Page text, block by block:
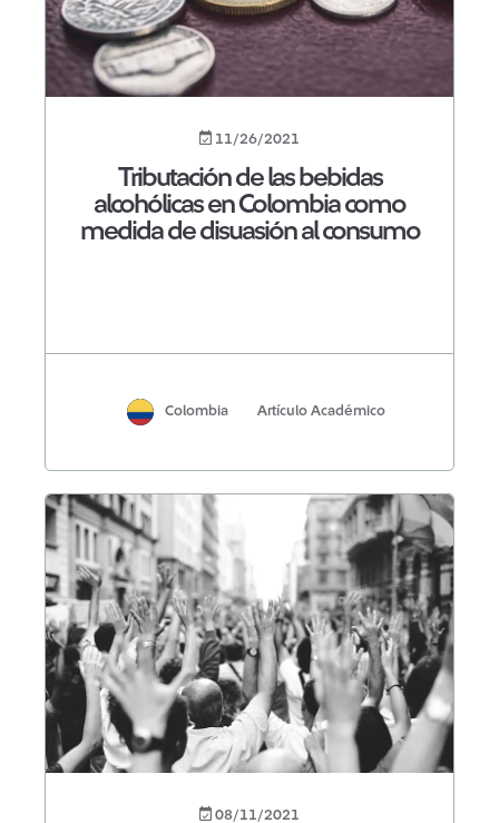
11/26/2021
Tributación de las bebidas
alcohólicas en Colombia como
medida de disuasión al consumo
Colombia Artículo Académico
08/11/2021